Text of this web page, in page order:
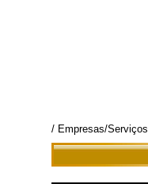
/ Empresas/Serviços